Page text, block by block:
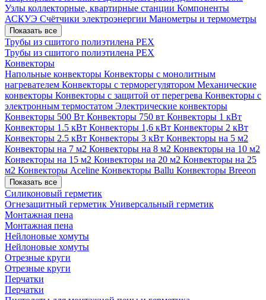
Узлы коллекторные, квартирные станции Компоненты
АСКУЭ Счётчики электроэнергии Манометры и термометры
Показать все
Трубы из сшитого полиэтилена PEX
Трубы из сшитого полиэтилена PEX
Конвекторы
Напольные конвекторы Конвекторы с монолитным
нагревателем Конвекторы с терморегулятором Механические
конвекторы Конвекторы с защитой от перегрева Конвекторы с
электронным термостатом Электрические конвекторы
Конвекторы 500 Вт Конвекторы 750 вт Конвекторы 1 кВт
Конвекторы 1.5 кВт Конвекторы 1,6 кВт Конвекторы 2 кВт
Конвекторы 2.5 кВт Конвекторы 3 кВт Конвекторы на 5 м2
Конвекторы на 7 м2 Конвекторы на 8 м2 Конвекторы на 10 м2
Конвекторы на 15 м2 Конвекторы на 20 м2 Конвекторы на 25
м2 Конвекторы Aceline Конвекторы Ballu Конвекторы Breeon
Показать все
Силиконовый герметик
Огнезащитный герметик Универсальный герметик
Монтажная пена
Монтажная пена
Нейлоновые хомуты
Нейлоновые хомуты
Отрезные круги
Отрезные круги
Перчатки
Перчатки